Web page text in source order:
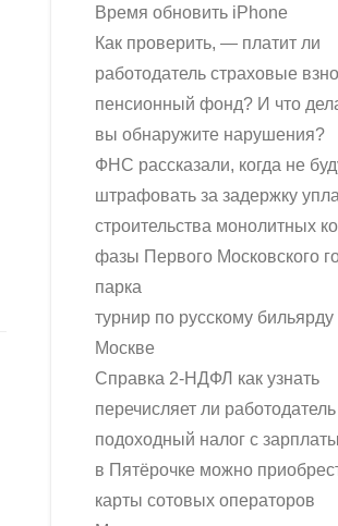
Время обновить iPhone
Как проверить, — платит ли
работодатель страховые
пенсионный фонд? И что
вы обнаружите нарушения?
ФНС рассказали, когда не
штрафовать за задержку
строительства монолитных
фазы Первого Московского
парка
турнир по русскому
Москве
Справка 2-НДФЛ как узнать
перечисляет ли работодатель
подоходный налог с зарплаты
в Пятёрочке можно
карты сотовых операторов